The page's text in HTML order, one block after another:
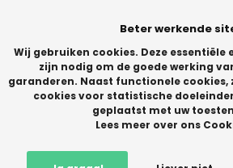
© Copyright 2026 -
Beter werkende
Wij gebruiken cookies. Deze
zijn nodig om de goede werking
garanderen. Naast functionele cookies,
cookies voor statistische
geplaatst met uw
Lees meer over ons